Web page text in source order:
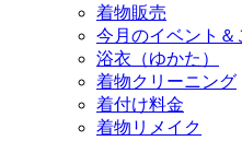
着物販売
今月のイベント＆
浴衣（ゆかた）
着物クリーニング
着付け料金
着物リメイク